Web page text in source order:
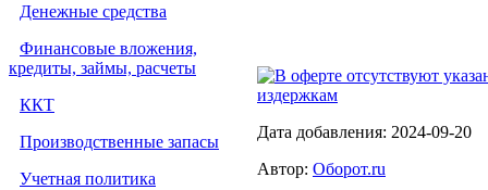
Денежные средства
Финансовые вложения,
кредиты, займы, расчеты
ККТ
Производственные запасы
Учетная политика
В оферте отсутствуют
издержкам
Дата добавления: 2024-09-20
Автор: Оборот.ru